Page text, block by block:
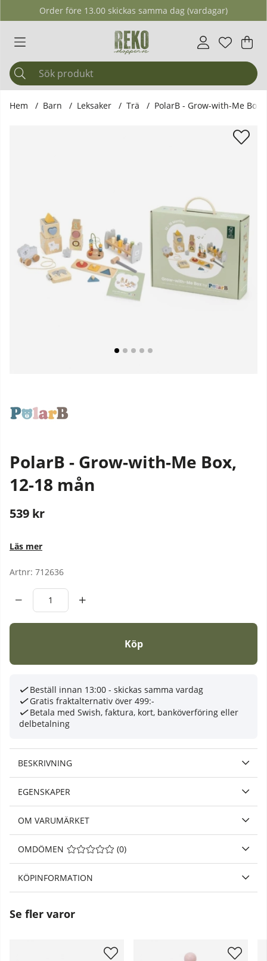
Order före 13.00 skickas samma dag (vardagar)
Antal i
. .
Hem Barn Leksaker Trä PolarB - Grow-with-Me Box,
Produktbilder PolarB - Grow-with-Me Box, 12-18 mån
PolarB - Grow-with-Me Box,
12-18 mån
539 kr
Läs mer
Artnr: 712636
Köp
Beställ innan 13:00 - skickas samma vardag
Gratis fraktalternativ över 499:-
Betala med Swish, faktura, kort, banköverföring eller
delbetalning
BESKRIVNING
EGENSKAPER
OM VARUMÄRKET
OMDÖMEN MEDELBETYG 0 AV 5 ANTAL BETYG 0
(0)
KÖPINFORMATION
Se fler varor